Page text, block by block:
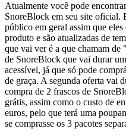
Atualmente você pode
SnoreBlock em seu site oficial.
público em geral assim que
produto e são atualizadas de
que vai ver é a que chamam
de SnoreBlock que vai durar
acessível, já que só pode
de graça. A segunda oferta vai
compra de 2 frascos de
grátis, assim como o custo de
euros, pelo que terá uma
se comprasse os 3 pacotes